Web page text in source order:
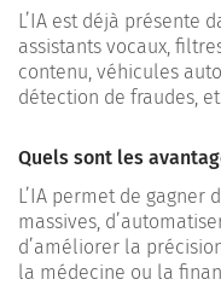
L’IA est déjà présente
assistants vocaux,
contenu, véhicules
détection de fraudes,
Quels sont les
L’IA permet de gagner
massives,
d’améliorer la
la médecine ou la